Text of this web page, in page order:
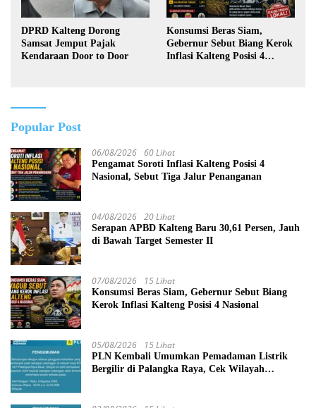
DPRD Kalteng Dorong
Samsat Jemput Pajak
Kendaraan Door to Door
Konsumsi Beras Siam,
Gebernur Sebut Biang Kerok
Inflasi Kalteng Posisi 4
Popular Post
06/08/2026 60 Lihat
Pengamat Soroti Inflasi Kalteng Posisi 4
Nasional, Sebut Tiga Jalur Penanganan
04/08/2026 20 Lihat
Serapan APBD Kalteng Baru 30,61 Persen, Jauh
di Bawah Target Semester II
07/08/2026 15 Lihat
Konsumsi Beras Siam, Gebernur Sebut Biang
Kerok Inflasi Kalteng Posisi 4 Nasional
05/08/2026 15 Lihat
PLN Kembali Umumkan Pemadaman Listrik
Bergilir di Palangka Raya, Cek Wilayah